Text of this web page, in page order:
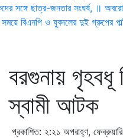
সঙ্গে ছাত্র-জনতার সংঘর্ষ, ॥
বিএনপি ও যুবদলের দুই গ্রুপের
বরগুনায় গৃহবধূ
স্বামী আটক
প্রকাশিত: ২:২১ অপরাহ্ণ,